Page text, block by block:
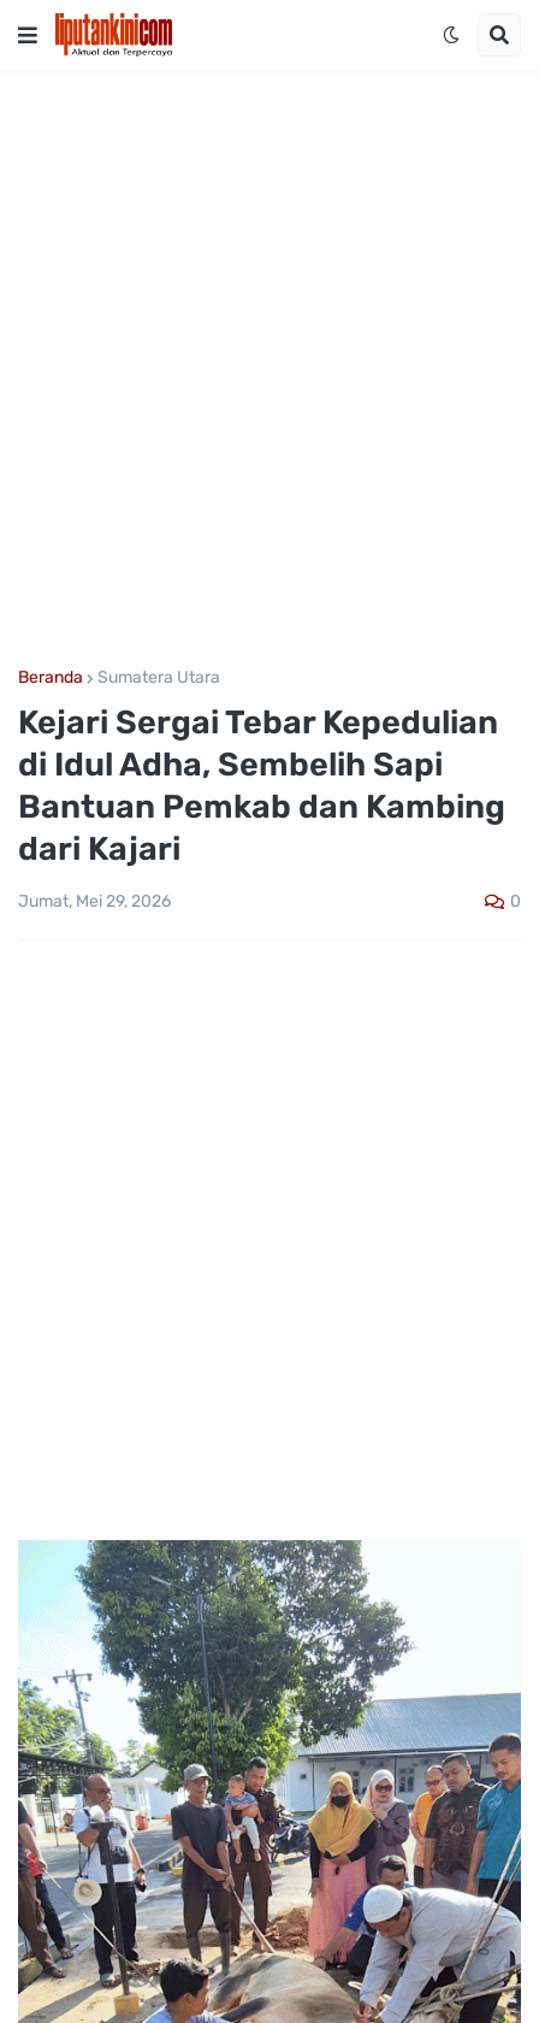
Beranda Sumatera Utara
Kejari Sergai Tebar Kepedulian
di Idul Adha, Sembelih Sapi
Bantuan Pemkab dan Kambing
dari Kajari
Jumat, Mei 29, 2026 0